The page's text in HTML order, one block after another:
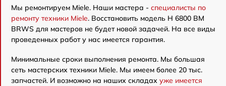
Мы ремонтируем Miele. Наши мастера - специалисты по
ремонту техники Miele. Восстановить модель H 6800 BM
BRWS для мастеров не будет новой задачей. На все виды
проведенных работ у нас имеется гарантия.
Минимальные сроки выполнения ремонта. Мы большая
сеть мастерских техники Miele. Мы имеем более 20 тыс.
запчастей. И возможно на наших складах уже имеется